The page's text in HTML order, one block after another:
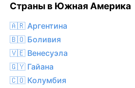
Страны в Южная Америка
🇦🇷 Аргентина
🇧🇴 Боливия
🇻🇪 Венесуэла
🇬🇾 Гайана
🇨🇴 Колумбия